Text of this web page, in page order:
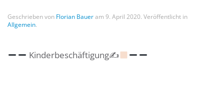
Geschrieben von Florian Baueram 9. April 2020. Veröffentlicht in
Allgemein.
Kinderbeschäftigung✍